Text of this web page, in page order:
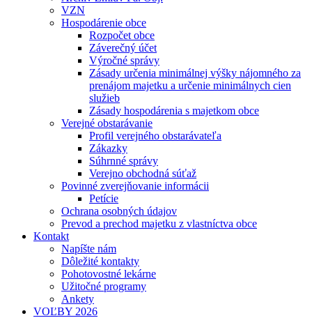
VZN
Hospodárenie obce
Rozpočet obce
Záverečný účet
Výročné správy
Zásady určenia minimálnej výšky nájomného za
prenájom majetku a určenie minimálnych cien
služieb
Zásady hospodárenia s majetkom obce
Verejné obstarávanie
Profil verejného obstarávateľa
Zákazky
Súhrnné správy
Verejno obchodná súťaž
Povinné zverejňovanie informácii
Petície
Ochrana osobných údajov
Prevod a prechod majetku z vlastníctva obce
Kontakt
Napíšte nám
Dôležité kontakty
Pohotovostné lekárne
Užitočné programy
Ankety
VOĽBY 2026